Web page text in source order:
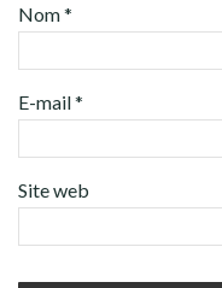
Nom*
E-mail*
Site web